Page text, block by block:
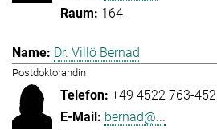
164
Dr. Villö Bernad
Postdoktorandin
+49 4522 763-452
bernad@...